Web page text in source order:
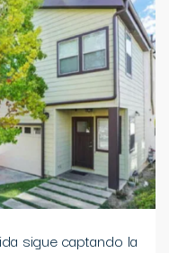
sigue captando la